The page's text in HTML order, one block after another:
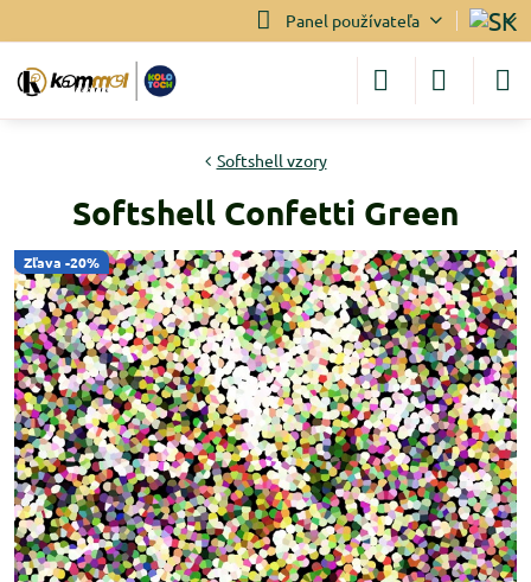
Panel používateľa
Zľava -20%
Softshell vzory
Softshell Confetti Green